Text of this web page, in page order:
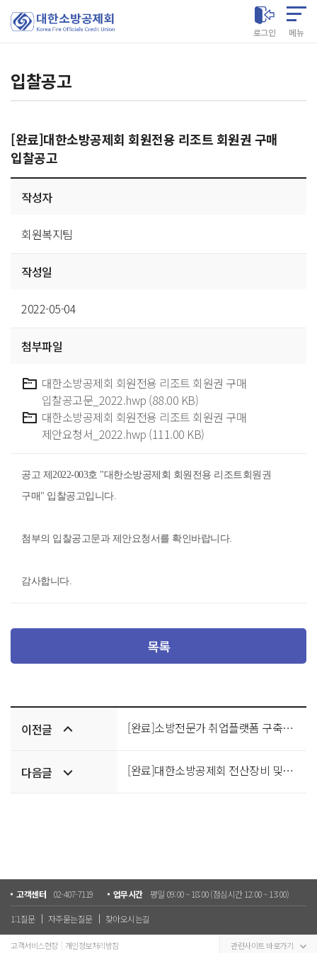
대한소방공제회
로그인 메뉴
입찰공고
[완료]대한소방공제회 회원전용 리조트 회원권 구매
입찰공고
상세
작성자
회원복지팀
작성일
2022-05-04
첨부파일
대한소방공제회 회원전용 리조트 회원권 구매
입찰공고문_2022.hwp (88.00 KB)
대한소방공제회 회원전용 리조트 회원권 구매
제안요청서_2022.hwp (111.00 KB)
공고 제2022-003호 "대한소방공제회 회원전용 리조트회원권
구매" 입찰공고입니다.
첨부의 입찰공고문과 제안요청서를 확인바랍니다.
감사합니다.
목록
다음글
이전글 [완료]소방전문가 취업플랫폼 구축 입찰공고
다음글 [완료]대한소방공제회 전산장비 및 SW 구매
고객센터 02-407-7119 업무시간 평일 09:00 ~ 18:00 (점심시간 12:00 ~ 13:00)
1:1질문 자주묻는질문 찾아오시는길
고객서비스헌장 개인정보처리방침 관련사이트 바로가기